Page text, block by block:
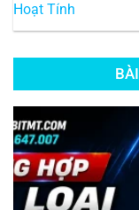
Hoạt Tính